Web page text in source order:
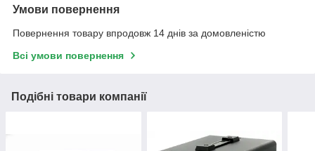
Умови повернення
Повернення товару впродовж 14 днів за домовленістю
Всі умови повернення
Подібні товари компанії